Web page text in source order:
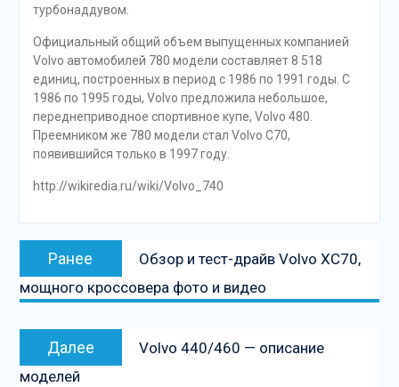
турбонаддувом.
Официальный общий объем выпущенных компанией
Volvo автомобилей 780 модели составляет 8 518
единиц, построенных в период с 1986 по 1991 годы. С
1986 по 1995 годы, Volvo предложила небольшое,
переднеприводное спортивное купе, Volvo 480.
Преемником же 780 модели стал Volvo C70,
появившийся только в 1997 году.
http://wikiredia.ru/wiki/Volvo_740
Навигация
записям
Ранее
Предыдущая
запись:
Обзор и тест-драйв Volvo XC70,
мощного кроссовера фото и видео
Далее
Следующая
запись
Volvo 440/460 — описание
моделей